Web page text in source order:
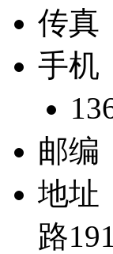
传真
手机
邮编
地址
路